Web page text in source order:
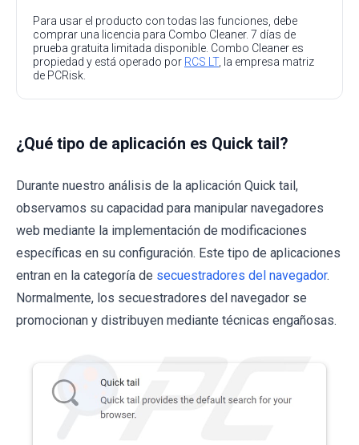
Para usar el producto con todas las funciones, debe
comprar una licencia para Combo Cleaner. 7 días de
prueba gratuita limitada disponible. Combo Cleaner es
propiedad y está operado por RCS LT, la empresa matriz
de PCRisk.
¿Qué tipo de aplicación es Quick tail?
Durante nuestro análisis de la aplicación Quick tail,
observamos su capacidad para manipular navegadores
web mediante la implementación de modificaciones
específicas en su configuración. Este tipo de aplicaciones
entran en la categoría de secuestradores del navegador.
Normalmente, los secuestradores del navegador se
promocionan y distribuyen mediante técnicas engañosas.